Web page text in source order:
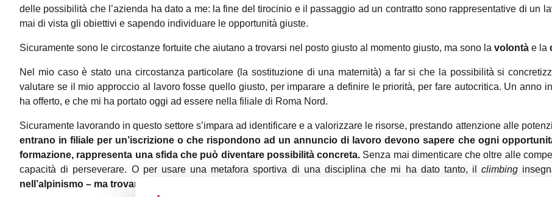
delle possibilità che l’azienda ha dato a me: la fine del tirocinio e il passaggio ad un contratto sono rappresentative di un
mai di vista gli obiettivi e sapendo individuare le opportunità giuste.
Sicuramente sono le circostanze fortuite che aiutano a trovarsi nel posto giusto al momento giusto, ma sono la volontà e la
Nel mio caso è stato una circostanza particolare (la sostituzione di una maternità) a far si che la possibilità si
valutare se il mio approccio al lavoro fosse quello giusto, per imparare a definire le priorità, per fare autocritica. Un anno
ha offerto, e che mi ha portato oggi ad essere nella filiale di Roma Nord.
Sicuramente lavorando in questo settore s’impara ad identificare e a valorizzare le risorse, prestando attenzione alle
entrano in filiale per un’iscrizione o che rispondono ad un annuncio di lavoro devono sapere che ogni
formazione, rappresenta una sfida che può diventare possibilità concreta. Senza mai dimenticare che oltre alle
capacità di perseverare. O per usare una metafora sportiva di una disciplina che mi ha dato tanto, ilclimbing
nell’alpinismo – ma trovare continuamente i mezzi per superare le difficoltà e i propri limiti.